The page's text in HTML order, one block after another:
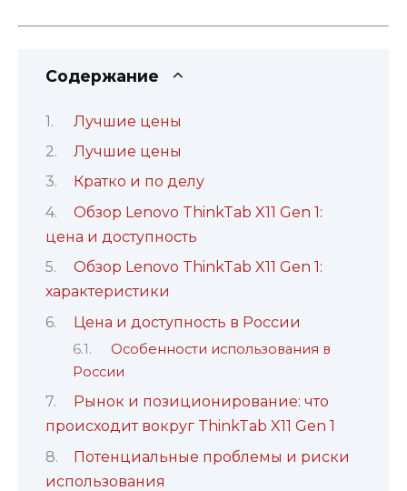
Содержание
Лучшие цены
Лучшие цены
Кратко и по делу
Обзор Lenovo ThinkTab X11 Gen 1:
цена и доступность
Обзор Lenovo ThinkTab X11 Gen 1:
характеристики
Цена и доступность в России
Особенности использования в
России
Рынок и позиционирование: что
происходит вокруг ThinkTab X11 Gen 1
Потенциальные проблемы и риски
использования